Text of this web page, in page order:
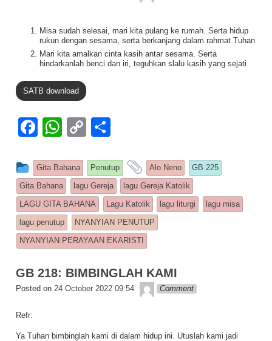
Misa sudah selesai, mari kita pulang ke rumah. Serta hidup
rukun dengan sesama, serta berkanjang dalam rahmat Tuhan
Mari kita amalkan cinta kasih antar sesama. Serta
hindarkanlah benci dan iri, teguhkan slalu kasih yang sejati
SATB download
F
c
e
b
o
o
k
W
at
s
A
p
p
C
p
y
Li
n
k
ar
e
This entry was posted in
Gita Bahana Penutup and tagged
Alo Neno
GB 225
Gita Bahana
lagu Gereja
lagu Gereja Katolik
LAGU GITA BAHANA
Lagu Katolik lagu liturgi
lagu misa
lagu penutup
NYANYIAN PENUTUP
NYANYIAN PERAYAAN EKARISTI
GB 218: BIMBINGLAH KAMI
Posted on 24 October 2022 09:54 Lapopp music
Comment
Refr:
Ya Tuhan bimbinglah kami di dalam hidup ini. Utuslah kami jadi